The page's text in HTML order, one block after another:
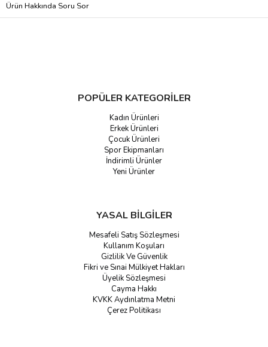
Ürün Hakkında Soru Sor
POPÜLER KATEGORİLER
Kadın Ürünleri
Erkek Ürünleri
Çocuk Ürünleri
Spor Ekipmanları
İndirimli Ürünler
Yeni Ürünler
YASAL BİLGİLER
Mesafeli Satış Sözleşmesi
Kullanım Koşuları
Gizlilik Ve Güvenlik
Fikri ve Sınai Mülkiyet Hakları
Üyelik Sözleşmesi
Cayma Hakkı
KVKK Aydınlatma Metni
Çerez Politikası